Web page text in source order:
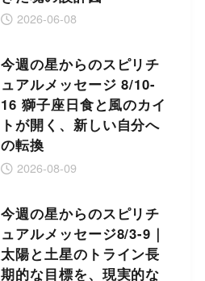
2026-06-08
今週の星からのスピリチ
ュアルメッセージ 8/10-
16 獅子座日食と風のカイ
トが開く、新しい自分へ
の転換
2026-08-09
今週の星からのスピリチ
ュアルメッセージ8/3-9｜
太陽と土星のトライン長
期的な目標を、現実的な